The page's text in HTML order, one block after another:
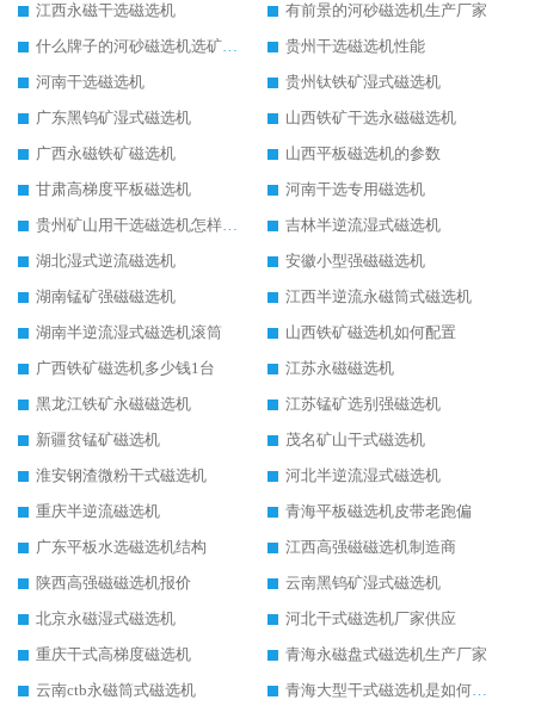
江西永磁干选磁选机
有前景的河砂磁选机生产厂家
什么牌子的河砂磁选机选矿效果好
贵州干选磁选机性能
河南干选磁选机
贵州钛铁矿湿式磁选机
广东黑钨矿湿式磁选机
山西铁矿干选永磁磁选机
广西永磁铁矿磁选机
山西平板磁选机的参数
甘肃高梯度平板磁选机
河南干选专用磁选机
贵州矿山用干选磁选机怎样调磁
吉林半逆流湿式磁选机
湖北湿式逆流磁选机
安徽小型强磁磁选机
湖南锰矿强磁磁选机
江西半逆流永磁筒式磁选机
湖南半逆流湿式磁选机滚筒
山西铁矿磁选机如何配置
广西铁矿磁选机多少钱1台
江苏永磁磁选机
黑龙江铁矿永磁磁选机
江苏锰矿选别强磁选机
新疆贫锰矿磁选机
茂名矿山干式磁选机
淮安钢渣微粉干式磁选机
河北半逆流湿式磁选机
重庆半逆流磁选机
青海平板磁选机皮带老跑偏
广东平板水选磁选机结构
江西高强磁磁选机制造商
陕西高强磁磁选机报价
云南黑钨矿湿式磁选机
北京永磁湿式磁选机
河北干式磁选机厂家供应
重庆干式高梯度磁选机
青海永磁盘式磁选机生产厂家
云南ctb永磁筒式磁选机
青海大型干式磁选机是如何选矿的